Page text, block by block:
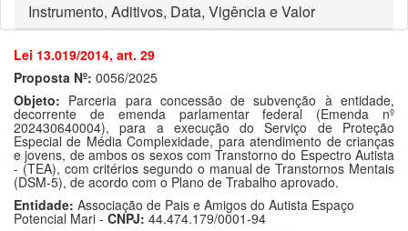
Instrumento, Aditivos, Data, Vigência e Valor
Lei 13.019/2014, art. 29
Proposta Nº: 0056/2025
Objeto: Parceria para concessão de subvenção à entidade,
decorrente de emenda parlamentar federal (Emenda nº
202430640004), para a execução do Serviço de Proteção
Especial de Média Complexidade, para atendimento de crianças
e jovens, de ambos os sexos com Transtorno do Espectro Autista
- (TEA), com critérios segundo o manual de Transtornos Mentais
(DSM-5), de acordo com o Plano de Trabalho aprovado.
Entidade: Associação de Pais e Amigos do Autista Espaço
Potencial Mari - CNPJ: 44.474.179/0001-94